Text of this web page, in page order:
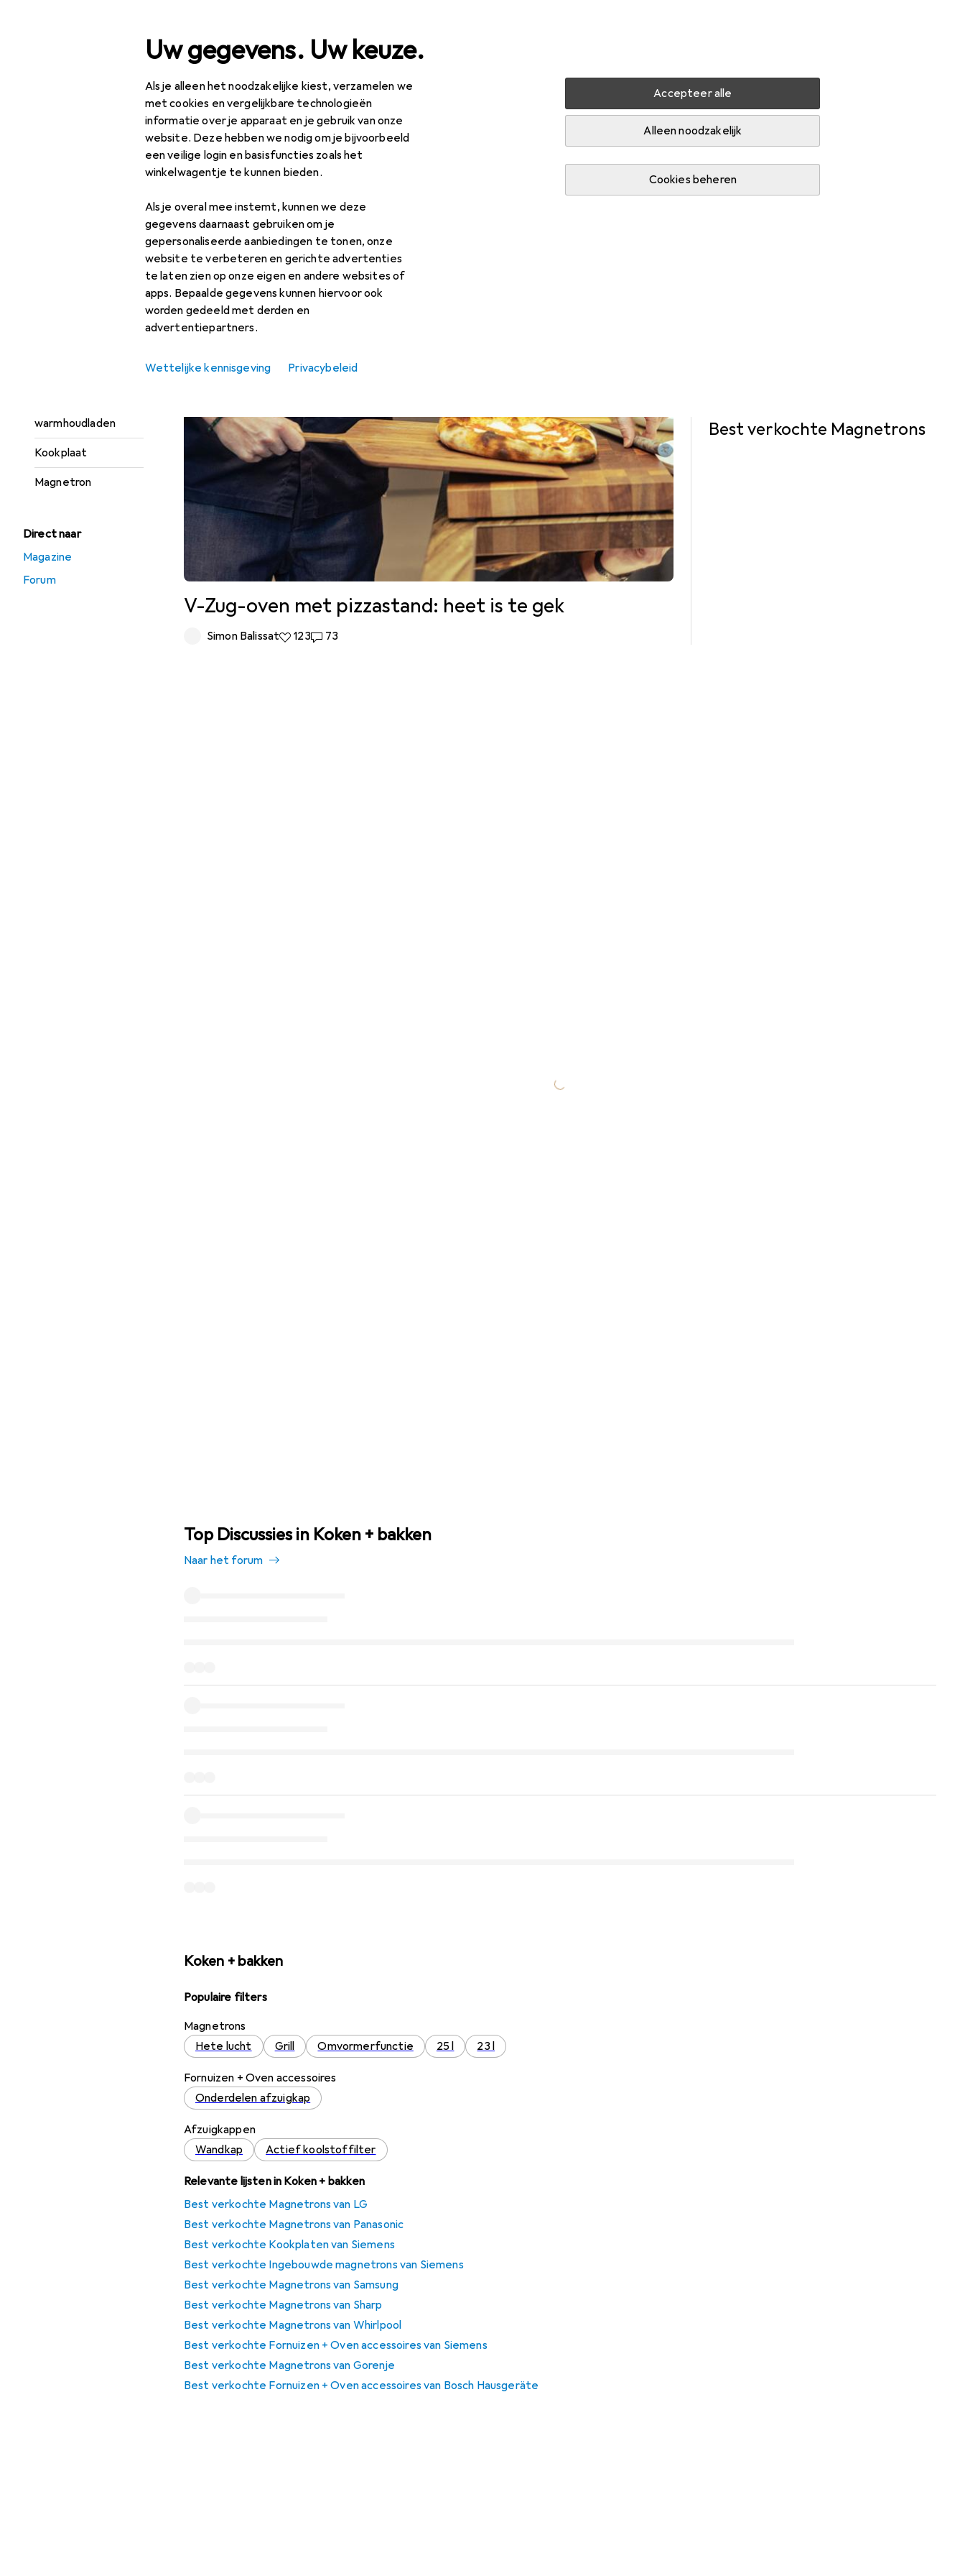
Uw gegevens. Uw keuze.
Als je alleen het noodzakelijke kiest, verzamelen we
met cookies en vergelijkbare technologieën
informatie over je apparaat en je gebruik van onze
website. Deze hebben we nodig om je bijvoorbeeld
een veilige login en basisfuncties zoals het
winkelwagentje te kunnen bieden.
Als je overal mee instemt, kunnen we deze
gegevens daarnaast gebruiken om je
gepersonaliseerde aanbiedingen te tonen, onze
website te verbeteren en gerichte advertenties
te laten zien op onze eigen en andere websites of
apps. Bepaalde gegevens kunnen hiervoor ook
worden gedeeld met derden en
advertentiepartners.
Accepteer alle
Alleen noodzakelijk
Cookies beheren
Wettelijke kennisgeving Privacybeleid
warmhoudladen
Kookplaat
Magnetron
Direct naar
Magazine
Forum
Productassortiment Huishouden
Koken + bakken
Achtergrond
V-Zug-oven met pizzastand: heet is te gek
Simon Balissat123 Likes
12373 Reacties
73
Best verkochte Magnetrons
Top Discussies in Koken + bakken
Naar het forum
Koken + bakken
Populaire filters
Magnetrons
Hete lucht
Grill Omvormerfunctie 25 l 23 l
Fornuizen + Oven accessoires
Onderdelen afzuigkap
Afzuigkappen
Wandkap
Actief koolstoffilter
Relevante lijsten in Koken + bakken
Best verkochte Magnetrons van LG
Best verkochte Magnetrons van Panasonic
Best verkochte Kookplaten van Siemens
Best verkochte Ingebouwde magnetrons van Siemens
Best verkochte Magnetrons van Samsung
Best verkochte Magnetrons van Sharp
Best verkochte Magnetrons van Whirlpool
Best verkochte Fornuizen + Oven accessoires van Siemens
Best verkochte Magnetrons van Gorenje
Best verkochte Fornuizen + Oven accessoires van Bosch Hausgeräte